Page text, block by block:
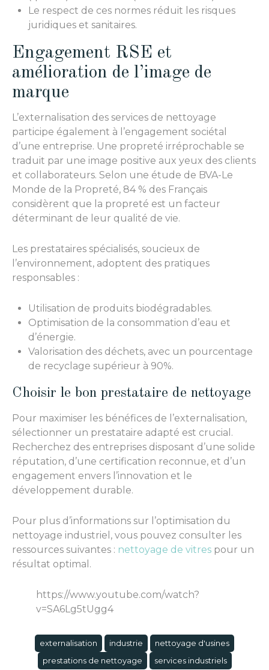
Le respect de ces normes réduit les risques
juridiques et sanitaires.
Engagement RSE et
amélioration de l’image de
marque
L’externalisation des services de nettoyage
participe également à l’engagement sociétal
d’une entreprise. Une propreté irréprochable se
traduit par une image positive aux yeux des clients
et collaborateurs. Selon une étude de BVA-Le
Monde de la Propreté, 84 % des Français
considèrent que la propreté est un facteur
déterminant de leur qualité de vie.
Les prestataires spécialisés, soucieux de
l’environnement, adoptent des pratiques
responsables :
Utilisation de produits biodégradables.
Optimisation de la consommation d’eau et
d’énergie.
Valorisation des déchets, avec un pourcentage
de recyclage supérieur à 90%.
Choisir le bon prestataire de nettoyage
Pour maximiser les bénéfices de l’externalisation,
sélectionner un prestataire adapté est crucial.
Recherchez des entreprises disposant d’une solide
réputation, d’une certification reconnue, et d’un
engagement envers l’innovation et le
développement durable.
Pour plus d’informations sur l’optimisation du
nettoyage industriel, vous pouvez consulter les
ressources suivantes : nettoyage de vitres pour un
résultat optimal.
https://www.youtube.com/watch?
v=SA6Lg5tUgg4
externalisation industrie
nettoyage d'usines
prestations de nettoyage
services industriels